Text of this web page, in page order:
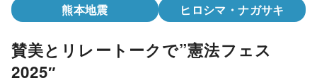
熊本地震
ヒロシマ・ナガサキ
賛美とリレートークで”憲法フェス
2025″